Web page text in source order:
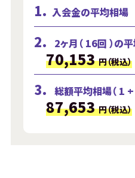
1. 入会金の平均相場
2. 2ヶ月（ 16回 ）の
70,153 円（税込）
3. 総額平均相場（ 1 +
87,653 円（税込）